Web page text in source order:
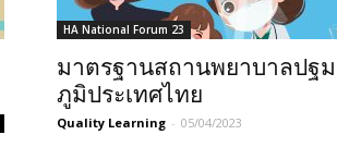
HA National Forum 23
มาตรฐานสถานพยาบาลปฐม
ภูมิประเทศไทย
Quality Learning - 05/04/2023